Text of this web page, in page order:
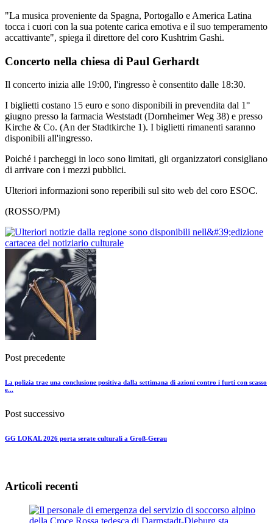
"La musica proveniente da Spagna, Portogallo e America Latina
tocca i cuori con la sua potente carica emotiva e il suo temperamento
accattivante", spiega il direttore del coro Kushtrim Gashi.
Concerto nella chiesa di Paul Gerhardt
Il concerto inizia alle 19:00, l'ingresso è consentito dalle 18:30.
I biglietti costano 15 euro e sono disponibili in prevendita dal 1°
giugno presso la farmacia Weststadt (Dornheimer Weg 38) e presso
Kirche & Co. (An der Stadtkirche 1). I biglietti rimanenti saranno
disponibili all'ingresso.
Poiché i parcheggi in loco sono limitati, gli organizzatori consigliano
di arrivare con i mezzi pubblici.
Ulteriori informazioni sono reperibili sul sito web del coro ESOC.
(ROSSO/PM)
Post precedente
La polizia trae una conclusione positiva dalla settimana di azioni contro i furti con scasso
e...
Post successivo
GG LOKAL 2026 porta serate culturali a Groß-Gerau
Articoli recenti